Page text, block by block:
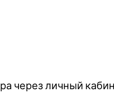
через личный